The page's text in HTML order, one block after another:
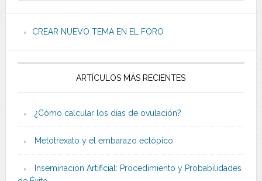
CREAR NUEVO TEMA EN EL FORO
ARTÍCULOS MÁS RECIENTES
¿Cómo calcular los días de ovulación?
Metotrexato y el embarazo ectópico
Inseminación Artificial: Procedimiento y Probabilidades